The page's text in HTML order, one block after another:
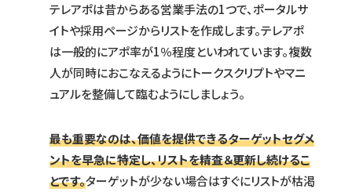
テレアポは昔からある営業手法の1つで、ポータルサ
イトや採用ページからリストを作成します。テレアポ
は一般的にアポ率が1％程度といわれています。複数
人が同時におこなえるようにトークスクリプトやマニ
ュアルを整備して臨むようにしましょう。
最も重要なのは、価値を提供できるターゲットセグメ
ントを早急に特定し、リストを精査＆更新し続けるこ
とです。ターゲットが少ない場合はすぐにリストが枯渇